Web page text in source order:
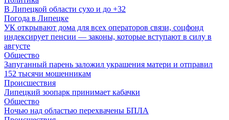
В Липецкой области сухо и до +32
Погода в Липецке
УК открывают дома для всех операторов связи, соцфонд
индексирует пенсии — законы, которые вступают в силу в
августе
Общество
Запуганный парень заложил украшения матери и отправил
152 тысячи мошенникам
Происшествия
Липецкий зоопарк принимает кабачки
Общество
Ночью над областью перехвачены БПЛА